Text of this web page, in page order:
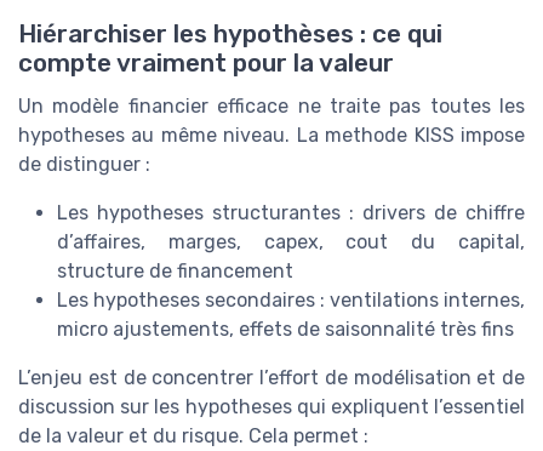
Hiérarchiser les hypothèses : ce qui
compte vraiment pour la valeur
Un modèle financier efficace ne traite pas toutes les
hypotheses au même niveau. La methode KISS impose
de distinguer :
Les hypotheses structurantes : drivers de chiffre
d’affaires, marges, capex, cout du capital,
structure de financement
Les hypotheses secondaires : ventilations internes,
micro ajustements, effets de saisonnalité très fins
L’enjeu est de concentrer l’effort de modélisation et de
discussion sur les hypotheses qui expliquent l’essentiel
de la valeur et du risque. Cela permet :